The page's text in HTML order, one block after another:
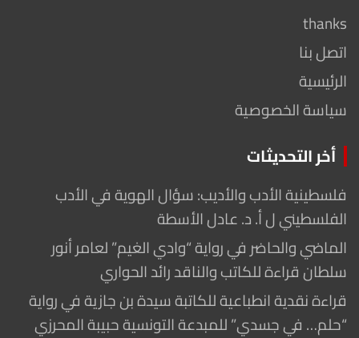
thanks
اتصل بنا
الرئيسية
سياسة الخصوصية
أخر التحديثات
فلسطينية الأدب والأديب: سؤال الهوية في الأدب
الفلسطيني ل أ. د. عادل الأسطة
الماضي والحاضر في رواية “وادي الغيم” لعامر أنور
سلطان قراءة للكاتب والناقد رائد الحواري
قراءة نقدية انطباعية للكاتبة سيدة بن جازية في رواية
“حلم… في جسدي” للمبدعة التونسية حبيبة المحرزي